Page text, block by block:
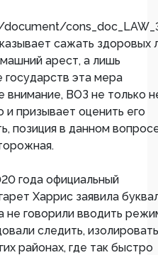
сажать здоровых
арест, а лишь
государств эта мера
внимание, ВОЗ не только
и призывает оценить его
позиция в данном
года официальный
Харрис заявила
говорили вводить
следить,
районах, где так быстро